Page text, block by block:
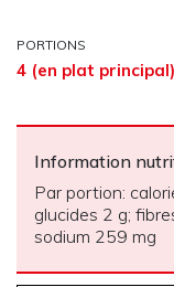
PORTIONS
4 (en plat principal)
Information
Par portion:
glucides 2 g;
sodium 259 mg